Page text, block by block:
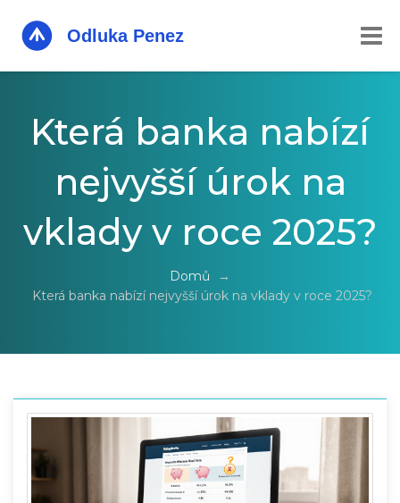
Která banka nabízí
nejvyšší úrok na
vklady v roce 2025?
Domů
→
Která banka nabízí nejvyšší úrok na vklady v roce 2025?